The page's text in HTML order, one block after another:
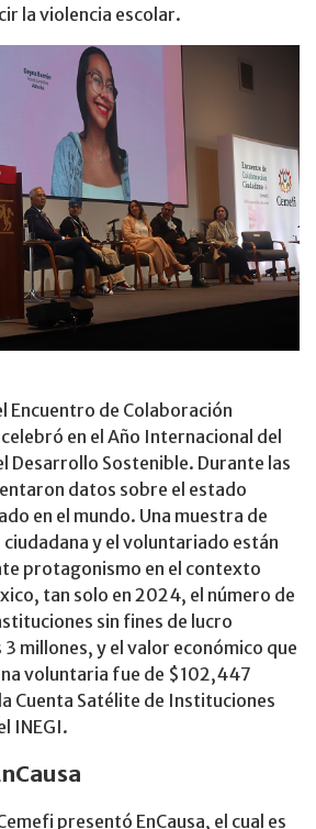
la violencia escolar.
Encuentro de Colaboración
en el Año Internacional del
Desarrollo Sostenible. Durante las
datos sobre el estado
en el mundo. Una muestra de
y el voluntariado están
protagonismo en el contexto
tan solo en 2024, el número de
sin fines de lucro
millones, y el valor económico que
voluntaria fue de $102,447
Cuenta Satélite de Instituciones
INEGI.
presentó EnCausa, el cual es